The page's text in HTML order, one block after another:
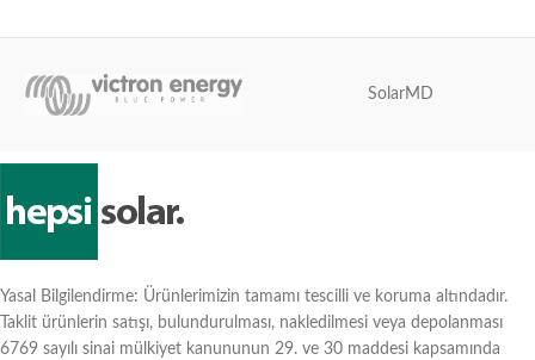
SolarMD
Yasal Bilgilendirme: Ürünlerimizin tamamı tescilli ve koruma altındadır.
Taklit ürünlerin satışı, bulundurulması, nakledilmesi veya depolanması
6769 sayılı sinai mülkiyet kanununun 29. ve 30 maddesi kapsamında